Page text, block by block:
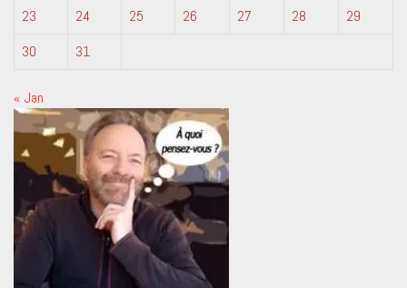
23
24 25 26 27 28
29
30
31
« Jan